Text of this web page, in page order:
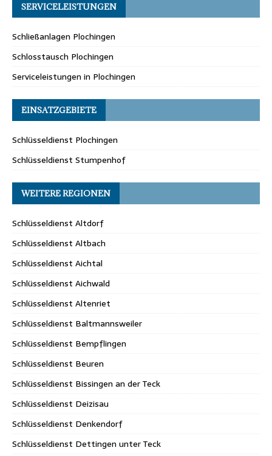
SERVICELEISTUNGEN
Schließanlagen Plochingen
Schlosstausch Plochingen
Serviceleistungen in Plochingen
EINSATZGEBIETE
Schlüsseldienst Plochingen
Schlüsseldienst Stumpenhof
WEITERE REGIONEN
Schlüsseldienst Altdorf
Schlüsseldienst Altbach
Schlüsseldienst Aichtal
Schlüsseldienst Aichwald
Schlüsseldienst Altenriet
Schlüsseldienst Baltmannsweiler
Schlüsseldienst Bempflingen
Schlüsseldienst Beuren
Schlüsseldienst Bissingen an der Teck
Schlüsseldienst Deizisau
Schlüsseldienst Denkendorf
Schlüsseldienst Dettingen unter Teck